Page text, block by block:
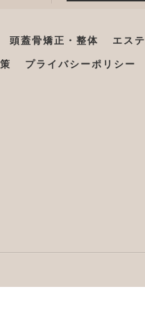
頭蓋骨矯正・整体 エステ
プライバシーポリシー